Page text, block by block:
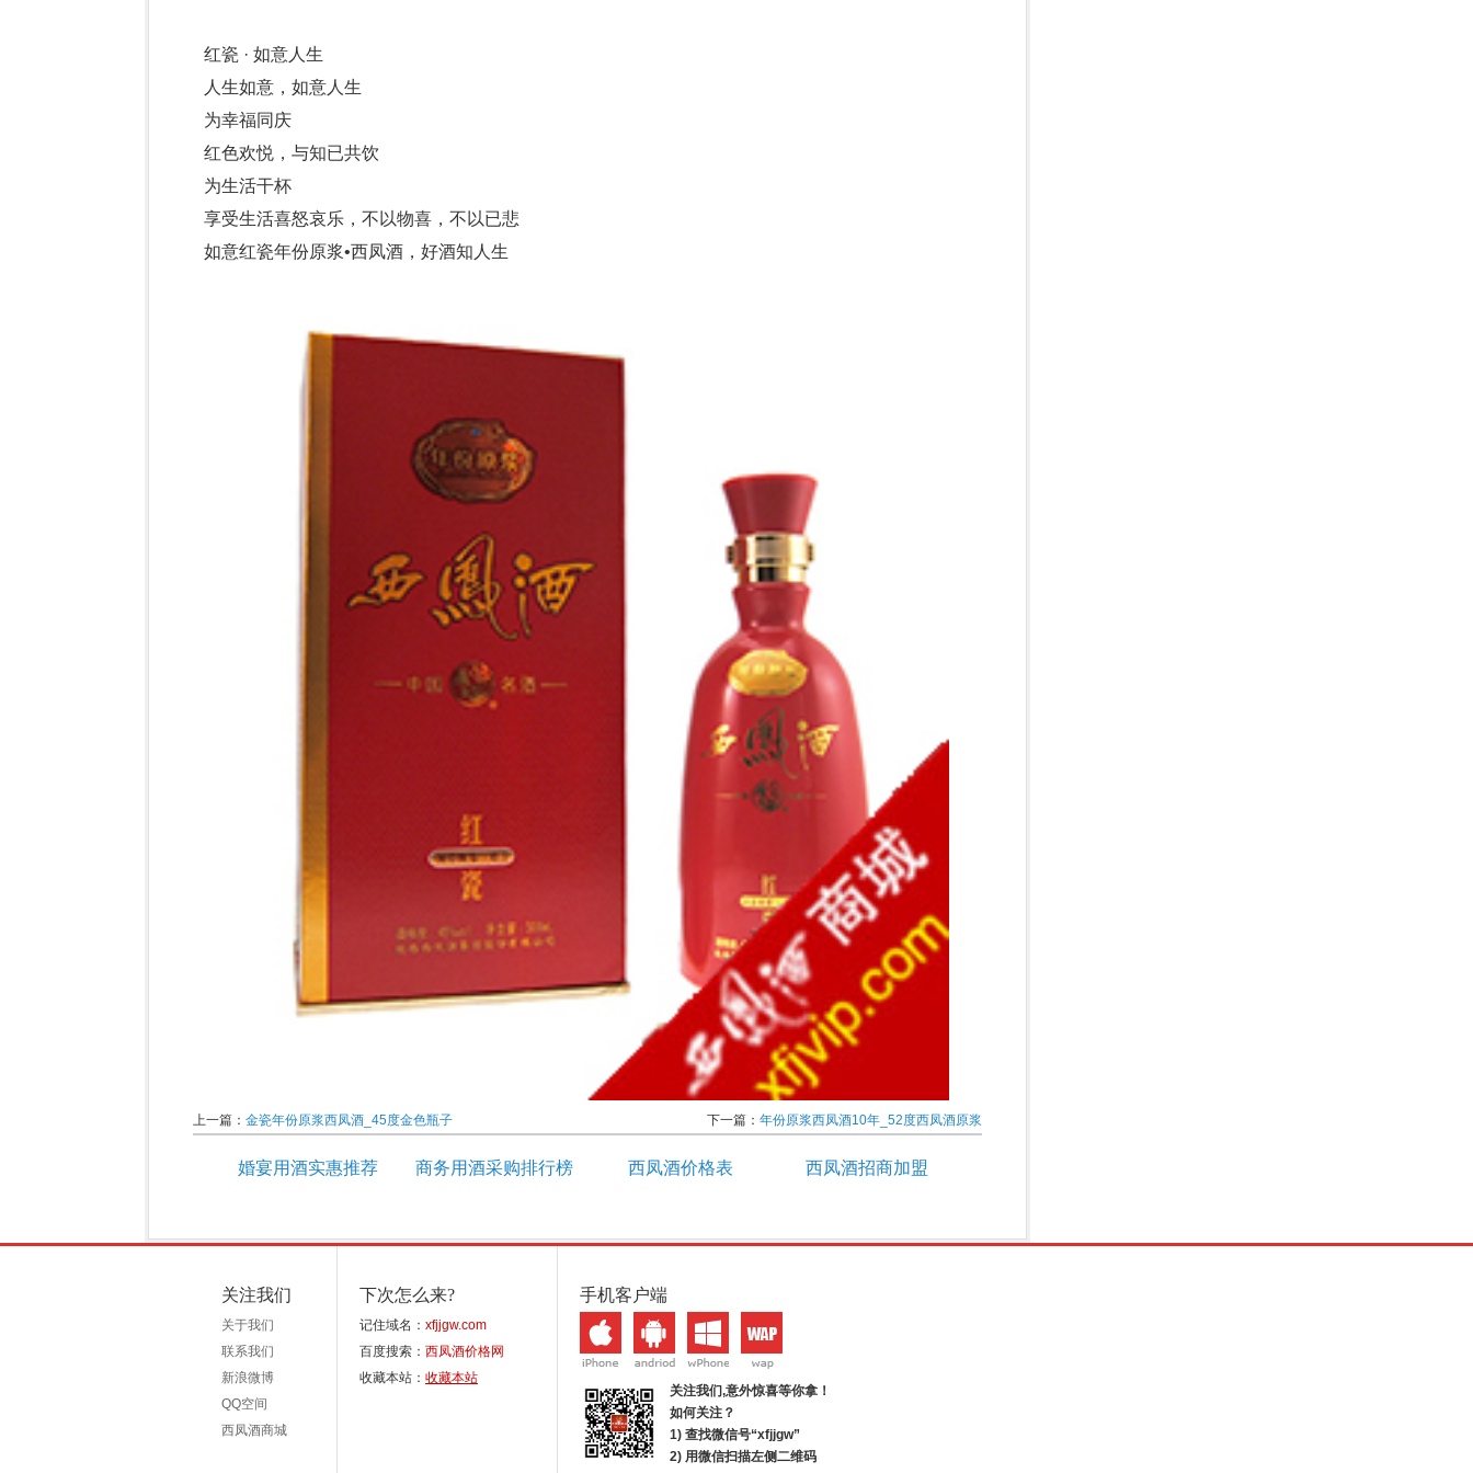
红瓷 · 如意人生
人生如意，如意人生
为幸福同庆
红色欢悦，与知已共饮
为生活干杯
享受生活喜怒哀乐，不以物喜，不以已悲
如意红瓷年份原浆•西凤酒，好酒知人生
上一篇： 金瓷年份原浆西凤酒_45度金色瓶子 下一篇： 年份原浆西凤酒10年_52度西凤酒原浆
婚宴用酒实惠推荐 商务用酒采购排行榜 西凤酒价格表 西凤酒招商加盟
关注我们
关于我们
联系我们
新浪微博
QQ空间
西凤酒商城
下次怎么来?
记住域名： xfjjgw.com
百度搜索： 西凤酒价格网
收藏本站： 收藏本站
手机客户端
关注我们,意外惊喜等你拿！
如何关注？
1) 查找微信号“xfjjgw”
2) 用微信扫描左侧二维码